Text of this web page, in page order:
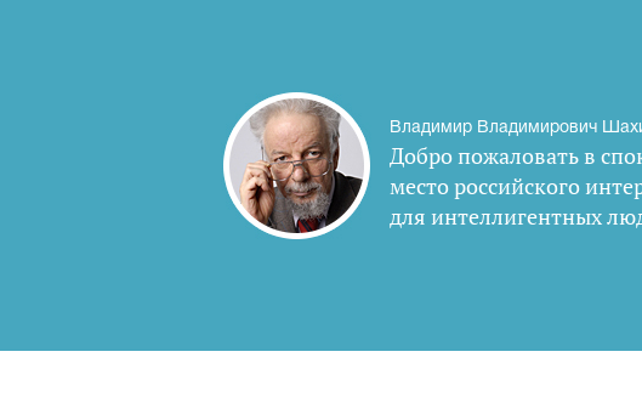
Владимир Владимирович
Добро пожаловать в
место российского
для интеллигентных